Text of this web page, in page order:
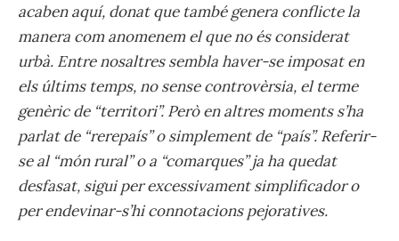
acaben aquí, donat que també genera conflicte la
manera com anomenem el que no és considerat
urbà. Entre nosaltres sembla haver-se imposat en
els últims temps, no sense controvèrsia, el terme
genèric de “territori”. Però en altres moments s’ha
parlat de “rerepaís” o simplement de “país”. Referir-
se al “món rural” o a “comarques” ja ha quedat
desfasat, sigui per excessivament simplificador o
per endevinar-s’hi connotacions pejoratives.